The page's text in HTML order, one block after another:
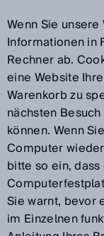
Wenn Sie
Informationen in
Rechner ab.
eine Website
Warenkorb zu
nächsten
können. Wenn
Computer
bitte so ein,
Sie warnt, bevor
im Einzelnen